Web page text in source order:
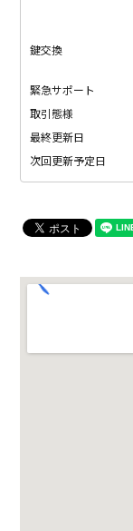
鍵交換
緊急サポート
取引態様
最終更新日
次回更新予定日